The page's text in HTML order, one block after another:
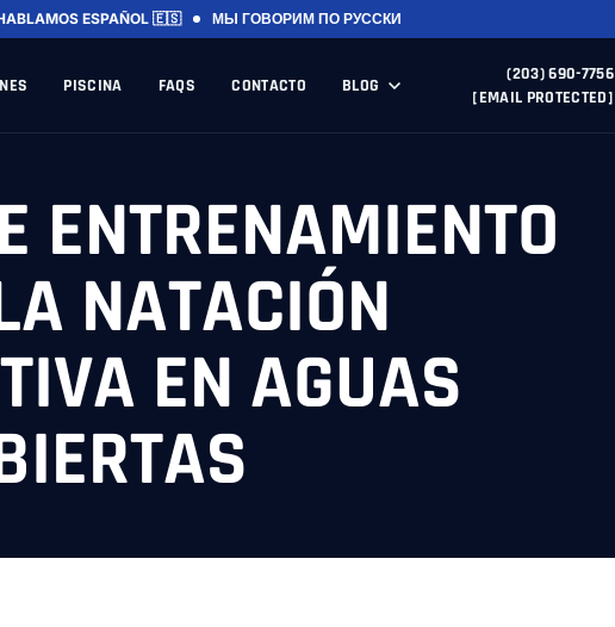
ESPAÑOL 🇪🇸 МЫ ГОВОРИМ ПО РУССКИ
PISCINA FAQS CONTACTO BLOG
(203) 690-7756
[EMAIL PROTECTED]
ENTRENAMIENTO
NATACIÓN
EN AGUAS